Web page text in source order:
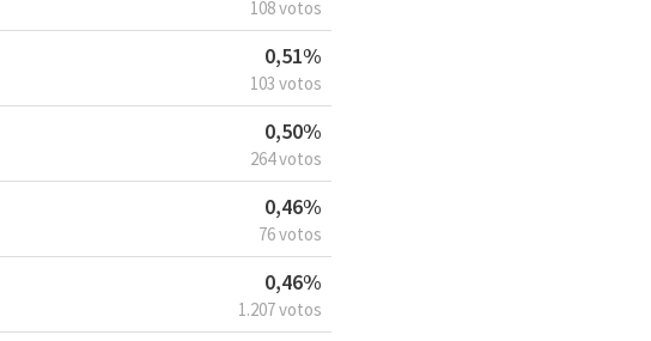
108 votos
0,51%
103 votos
0,50%
264 votos
0,46%
76 votos
0,46%
1.207 votos